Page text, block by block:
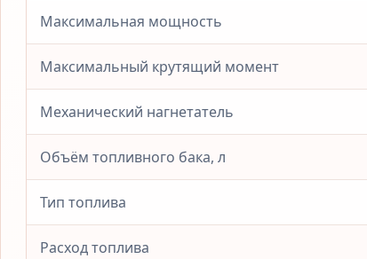
Максимальная мощность
Максимальный крутящий момент
Механический нагнетатель
Объём топливного бака, л
Тип топлива
Расход топлива